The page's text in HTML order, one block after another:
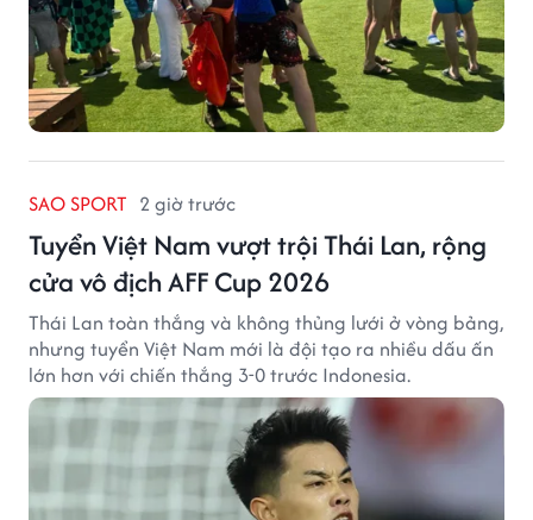
SAO SPORT 2 giờ trước
Tuyển Việt Nam vượt trội Thái Lan, rộng
cửa vô địch AFF Cup 2026
Thái Lan toàn thắng và không thủng lưới ở vòng bảng,
nhưng tuyển Việt Nam mới là đội tạo ra nhiều dấu ấn
lớn hơn với chiến thắng 3-0 trước Indonesia.